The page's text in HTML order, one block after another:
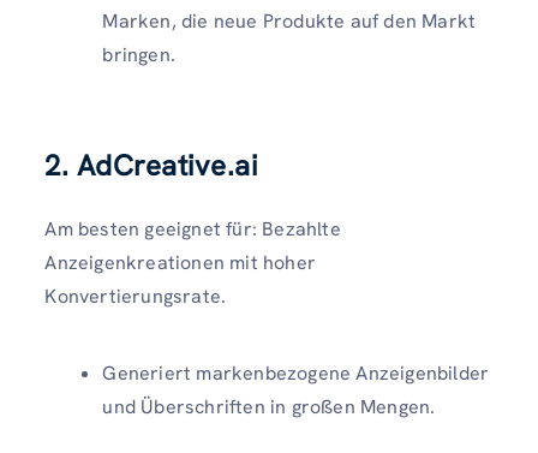
Marken, die neue Produkte auf den Markt
bringen.
2. AdCreative.ai
Am besten geeignet für: Bezahlte
Anzeigenkreationen mit hoher
Konvertierungsrate.
Generiert markenbezogene Anzeigenbilder
und Überschriften in großen Mengen.